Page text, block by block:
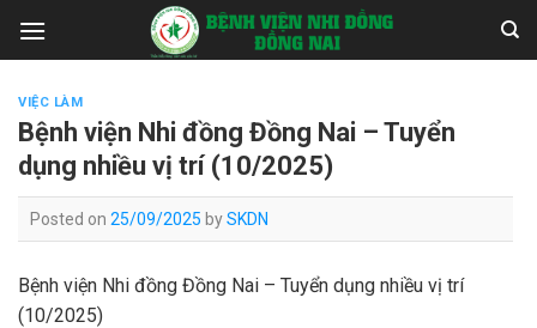
VIỆC LÀM
Bệnh viện Nhi đồng Đồng Nai – Tuyển
dụng nhiều vị trí (10/2025)
Posted on 25/09/2025 bySKDN
Bệnh viện Nhi đồng Đồng Nai – Tuyển dụng nhiều vị trí
(10/2025)